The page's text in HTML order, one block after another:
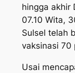
hingga akhir
07.10 Wita,
Sulsel telah
vaksinasi 70
Usai